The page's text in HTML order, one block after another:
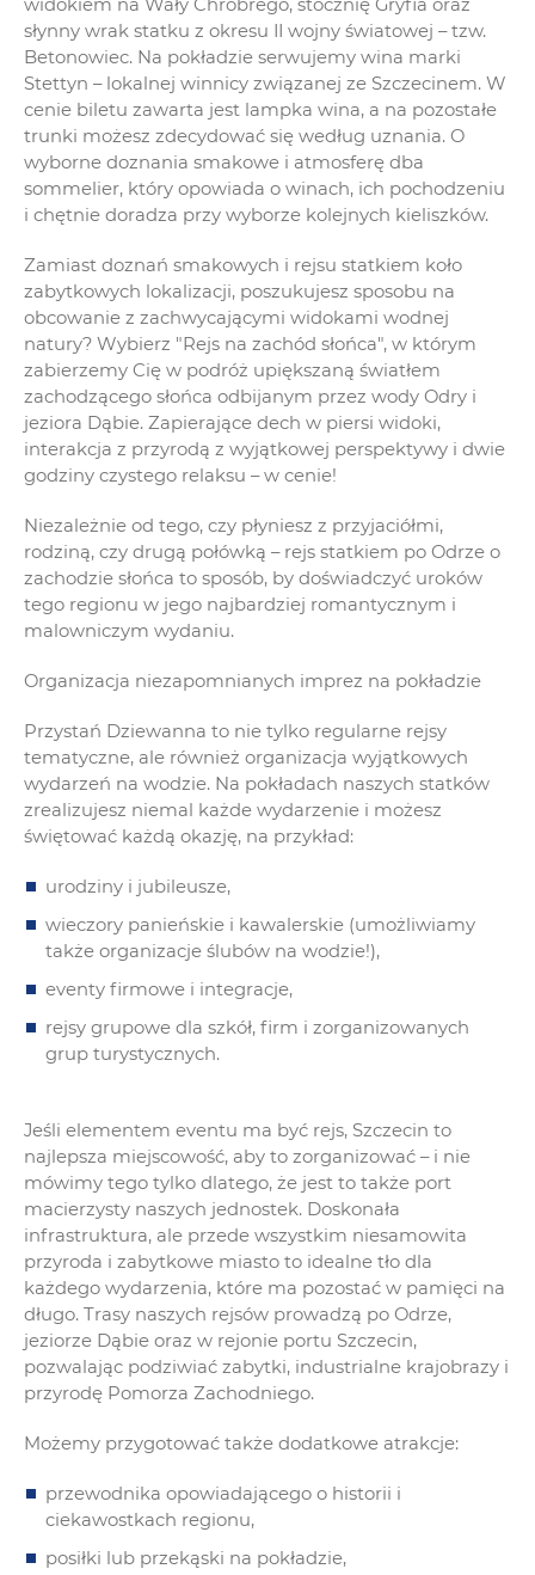
widokiem na Wały Chrobrego, stocznię Gryfia oraz
słynny wrak statku z okresu II wojny światowej – tzw.
Betonowiec. Na pokładzie serwujemy wina marki
Stettyn – lokalnej winnicy związanej ze Szczecinem. W
cenie biletu zawarta jest lampka wina, a na pozostałe
trunki możesz zdecydować się według uznania. O
wyborne doznania smakowe i atmosferę dba
sommelier, który opowiada o winach, ich pochodzeniu
i chętnie doradza przy wyborze kolejnych kieliszków.
Zamiast doznań smakowych i rejsu statkiem koło
zabytkowych lokalizacji, poszukujesz sposobu na
obcowanie z zachwycającymi widokami wodnej
natury? Wybierz "Rejs na zachód słońca", w którym
zabierzemy Cię w podróż upiększaną światłem
zachodzącego słońca odbijanym przez wody Odry i
jeziora Dąbie. Zapierające dech w piersi widoki,
interakcja z przyrodą z wyjątkowej perspektywy i dwie
godziny czystego relaksu – w cenie!
Niezależnie od tego, czy płyniesz z przyjaciółmi,
rodziną, czy drugą połówką – rejs statkiem po Odrze o
zachodzie słońca to sposób, by doświadczyć uroków
tego regionu w jego najbardziej romantycznym i
malowniczym wydaniu.
Organizacja niezapomnianych imprez na pokładzie
Przystań Dziewanna to nie tylko regularne rejsy
tematyczne, ale również organizacja wyjątkowych
wydarzeń na wodzie. Na pokładach naszych statków
zrealizujesz niemal każde wydarzenie i możesz
świętować każdą okazję, na przykład:
urodziny i jubileusze,
wieczory panieńskie i kawalerskie (umożliwiamy
także organizacje ślubów na wodzie!),
eventy firmowe i integracje,
rejsy grupowe dla szkół, firm i zorganizowanych
grup turystycznych.
Jeśli elementem eventu ma być rejs, Szczecin to
najlepsza miejscowość, aby to zorganizować – i nie
mówimy tego tylko dlatego, że jest to także port
macierzysty naszych jednostek. Doskonała
infrastruktura, ale przede wszystkim niesamowita
przyroda i zabytkowe miasto to idealne tło dla
każdego wydarzenia, które ma pozostać w pamięci na
długo. Trasy naszych rejsów prowadzą po Odrze,
jeziorze Dąbie oraz w rejonie portu Szczecin,
pozwalając podziwiać zabytki, industrialne krajobrazy i
przyrodę Pomorza Zachodniego.
Możemy przygotować także dodatkowe atrakcje:
przewodnika opowiadającego o historii i
ciekawostkach regionu,
posiłki lub przekąski na pokładzie,